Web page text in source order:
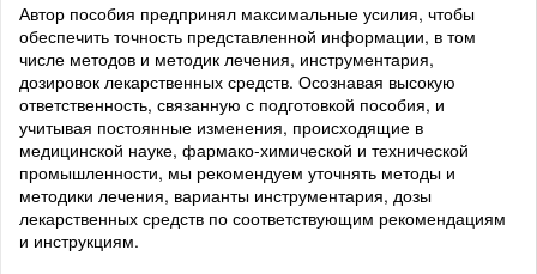
Автор пособия предпринял максимальные усилия, чтобы
обеспечить точность представленной информации, в том
числе методов и методик лечения, инструментария,
дозировок лекарственных средств. Осознавая высокую
ответственность, связанную с подготовкой пособия, и
учитывая постоянные изменения, происходящие в
медицинской науке, фармако-химической и технической
промышленности, мы рекомендуем уточнять методы и
методики лечения, варианты инструментария, дозы
лекарственных средств по соответствующим рекомендациям
и инструкциям.